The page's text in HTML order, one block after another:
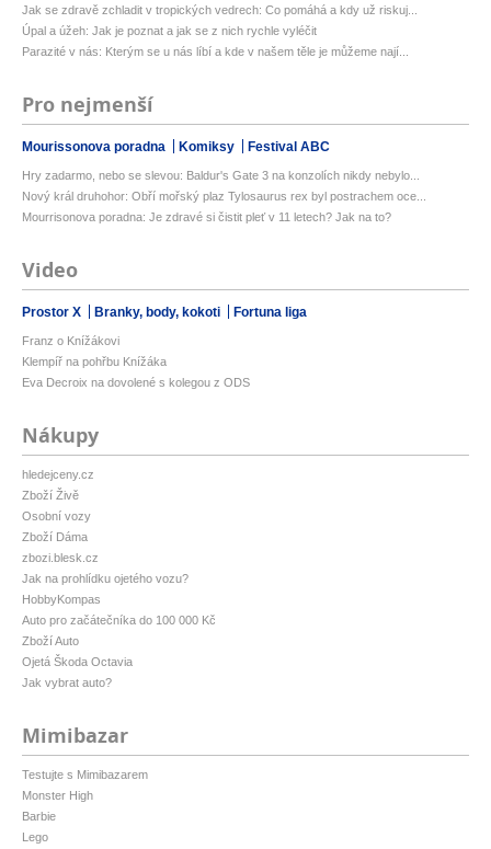
Jak se zdravě zchladit v tropických vedrech: Co pomáhá a kdy už riskuj...
Úpal a úžeh: Jak je poznat a jak se z nich rychle vyléčit
Parazité v nás: Kterým se u nás líbí a kde v našem těle je můžeme nají...
Pro nejmenší
Mourissonova poradna Komiksy Festival ABC
Hry zadarmo, nebo se slevou: Baldur's Gate 3 na konzolích nikdy nebylo...
Nový král druhohor: Obří mořský plaz Tylosaurus rex byl postrachem oce...
Mourrisonova poradna: Je zdravé si čistit pleť v 11 letech? Jak na to?
Video
Prostor X Branky, body, kokoti Fortuna liga
Franz o Knížákovi
Klempíř na pohřbu Knížáka
Eva Decroix na dovolené s kolegou z ODS
Nákupy
hledejceny.cz
Zboží Živě
Osobní vozy
Zboží Dáma
zbozi.blesk.cz
Jak na prohlídku ojetého vozu?
HobbyKompas
Auto pro začátečníka do 100 000 Kč
Zboží Auto
Ojetá Škoda Octavia
Jak vybrat auto?
Mimibazar
Testujte s Mimibazarem
Monster High
Barbie
Lego